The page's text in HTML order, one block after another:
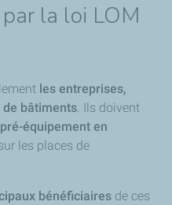
la loi LOM
les entreprises,
bâtiments. Ils doivent
équipement en
les places de
bénéficiaires de ces